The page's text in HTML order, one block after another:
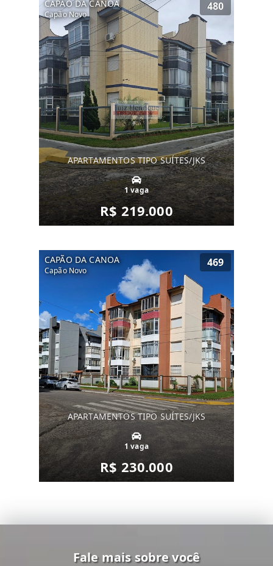
CAPÃO DA CANOA
Capão Novo
480
APARTAMENTOS TIPO SUÍTES/JKS
1 vaga
R$ 219.000
CAPÃO DA CANOA
Capão Novo
469
APARTAMENTOS TIPO SUÍTES/JKS
1 vaga
R$ 230.000
Fale mais sobre você